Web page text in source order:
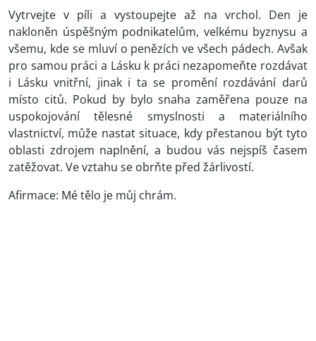
Vytrvejte v píli a vystoupejte až na vrchol. Den je
nakloněn úspěšným podnikatelům, velkému byznysu a
všemu, kde se mluví o penězích ve všech pádech. Avšak
pro samou práci a Lásku k práci nezapomeňte rozdávat
i Lásku vnitřní, jinak i ta se promění rozdávání darů
místo citů. Pokud by bylo snaha zaměřena pouze na
uspokojování tělesné smyslnosti a materiálního
vlastnictví, může nastat situace, kdy přestanou být tyto
oblasti zdrojem naplnění, a budou vás nejspíš časem
zatěžovat. Ve vztahu se obrňte před žárlivostí.
Afirmace: Mé tělo je můj chrám.